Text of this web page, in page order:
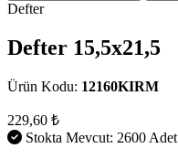
Defter
Defter 15,5x21,5
Ürün Kodu: 12160KIRM
229,60 ₺
Stokta Mevcut: 2600 Adet